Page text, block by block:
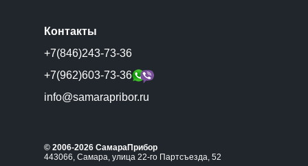
Контакты
+7(846)243-73-36
+7(962)603-73-36
info@samarapribor.ru
© 2006-2026 СамараПрибор
443066, Самара, улица 22-го Партсъезда, 52